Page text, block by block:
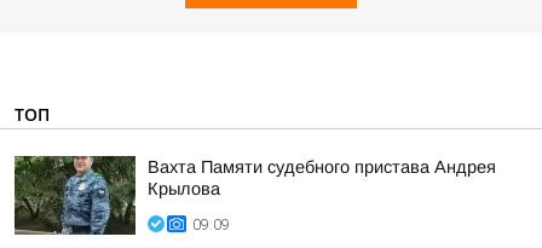
ТОП
Вахта Памяти судебного пристава Андрея
Крылова
09:09